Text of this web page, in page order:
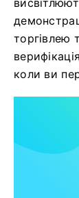
торгівлею
коли ви